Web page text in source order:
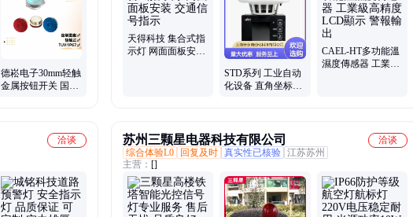
德崧电子30mm轻触
金属按钮开关 国际
天得科技 集合式指
示灯 网面面板安装
STD系列 工业自动
化设备 直角坐标机
CAEL-HT多功能溫
濕度傳感器 工業級
洽谈
苏州三颗星电器科技有限公司
洽谈
综合体验L0
回复及时 真实性已核验 江苏苏州
主营： []